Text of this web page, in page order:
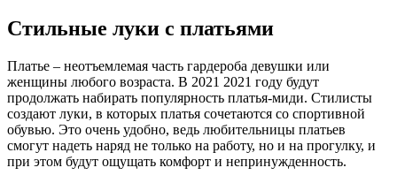
Стильные луки с платьями
Платье – неотъемлемая часть гардероба девушки или
женщины любого возраста. В 2021 2021 году будут
продолжать набирать популярность платья-миди. Стилисты
создают луки, в которых платья сочетаются со спортивной
обувью. Это очень удобно, ведь любительницы платьев
смогут надеть наряд не только на работу, но и на прогулку, и
при этом будут ощущать комфорт и непринужденность.